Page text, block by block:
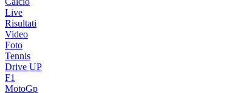
Live
Risultati
Video
Foto
Tennis
Drive UP
F1
MotoGp